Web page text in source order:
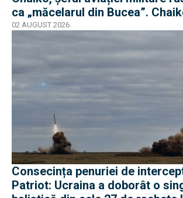
ca „măcelarul din Bucea”.
supraviețuit
02 AUGUST 2026
Consecința penuriei de
Patriot: Ucraina a doborât o